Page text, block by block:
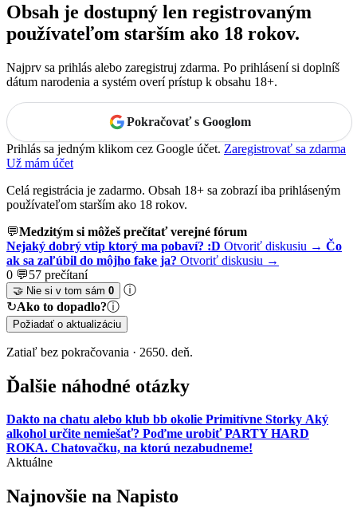
Obsah je dostupný len registrovaným
používateľom starším ako 18 rokov.
Najprv sa prihlás alebo zaregistruj zdarma. Po prihlásení si doplníš
dátum narodenia a systém overí prístup k obsahu 18+.
Pokračovať s Googlom
Prihlás sa jedným klikom cez Google účet. Zaregistrovať sa zdarma
Už mám účet
Celá registrácia je zadarmo. Obsah 18+ sa zobrazí iba prihláseným
používateľom starším ako 18 rokov.
💬Medzitým si môžeš prečítať verejné fórum
Nejaký dobrý vtip ktorý ma pobaví? :D Otvoriť diskusiu → Čo
ak sa zaľúbil do môjho fake ja? Otvoriť diskusiu →
0 💬57 prečítaní
🤝 Nie si v tom sám 0
ⓘ
↻Ako to dopadlo?ⓘ
Požiadať o aktualizáciu
Zatiaľ bez pokračovania · 2650. deň.
Ďalšie náhodné otázky
Dakto na chatu alebo klub bb okolie Primitívne Storky Aký
alkohol určite nemiešať? Poďme urobiť PARTY HARD
ROKA. Chatovačku, na ktorú nezabudneme!
Aktuálne
Najnovšie na Napisto